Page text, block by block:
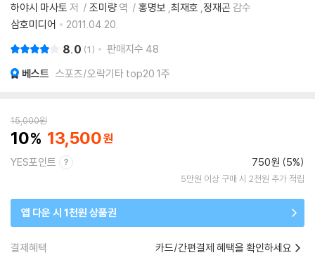
하야시 마사토 저 조미량 역 홍명보 ,최재호 ,정재곤 감수
삼호미디어
2011.04.20.
8.0 1 판매지수 48
베스트 스포츠/오락기타 top20 1주
15,000원
10 13,500
YES포인트 750원 (5%)
5만원 이상 구매 시 2천원 추가 적립
앱 다운 시 1천원 상품권
결제혜택 카드/간편결제 혜택을 확인하세요